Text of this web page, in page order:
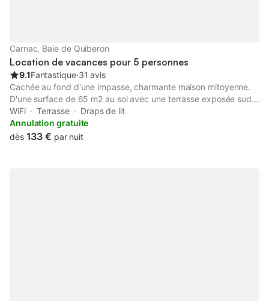
Carnac, Baie de Quiberon
Location de vacances pour 5 personnes
9.1Fantastique⋅31 avis
Cachée au fond d'une impasse, charmante maison mitoyenne.
D'une surface de 65 m2 au sol avec une terrasse exposée sud.
Au rez-de-chaussée un grand salon salle à manger ouvert par
une grande baie vitrée sur une grande terrasse ensoleillée, une
cuisine et wc. Les 3 chambres et la salle de bains sont à l'étage.
WiFi Terrasse
Draps de lit
Annulation gratuite
dès 133 € par nuit